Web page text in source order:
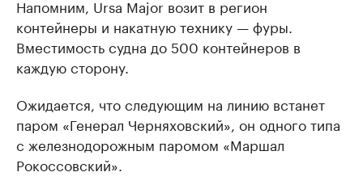
Напомним, Ursa Major возит в регион
контейнеры и накатную технику — фуры.
Вместимость судна до 500 контейнеров в
каждую сторону.
Ожидается, что следующим на линию встанет
паром «Генерал Черняховский», он одного типа
с железнодорожным паромом «Маршал
Рокоссовский».